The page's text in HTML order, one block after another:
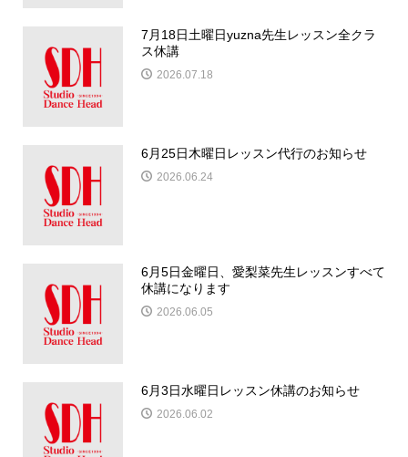
7月18日土曜日yuzna先生レッスン全クラ
ス休講
2026.07.18
6月25日木曜日レッスン代行のお知らせ
2026.06.24
6月5日金曜日、愛梨菜先生レッスンすべて
休講になります
2026.06.05
6月3日水曜日レッスン休講のお知らせ
2026.06.02